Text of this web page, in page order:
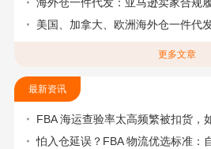
美国、加拿大、欧洲海外仓一件代
更多文章
最新资讯
FBA 海运查验率太高频繁被扣货，如
怕入仓延误？FBA 物流优选标准：自营